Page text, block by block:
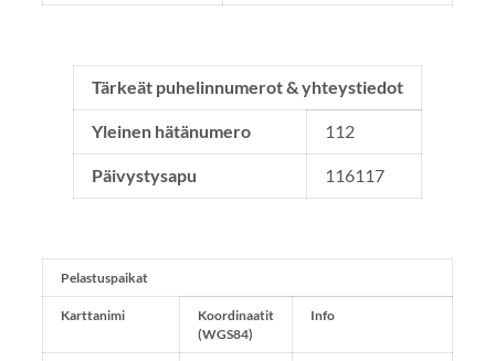
Tärkeät puhelinnumerot & yhteystiedot
Yleinen hätänumero 112
Päivystysapu 116117
Pelastuspaikat
Karttanimi
Koordinaatit
(WGS84)
Info